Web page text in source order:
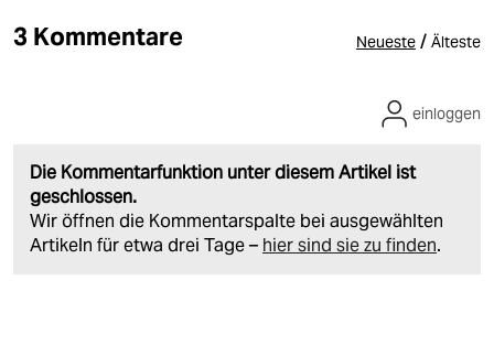
3 Kommentare Neueste / Älteste
Die Kommentarfunktion unter diesem Artikel ist
geschlossen.
Wir öffnen die Kommentarspalte bei ausgewählten
Artikeln für etwa drei Tage – hier sind sie zu finden.
einloggen